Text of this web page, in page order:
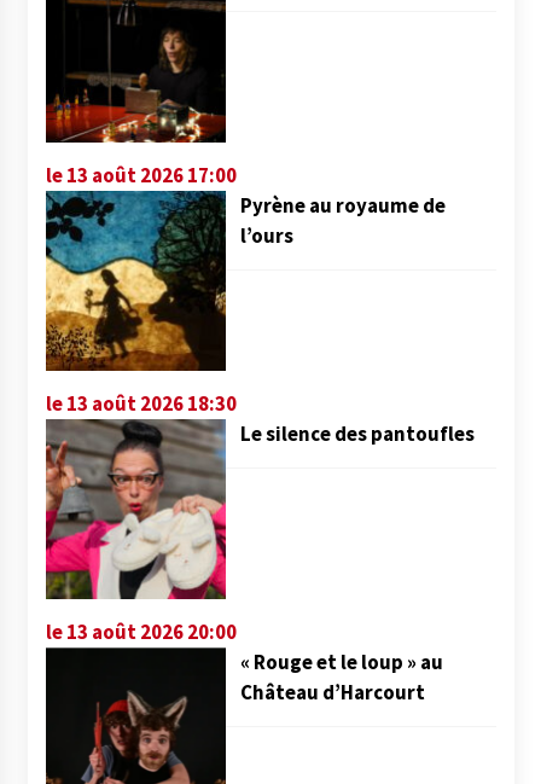
le 13 août 2026 17:00
Pyrène au royaume de
l’ours
le 13 août 2026 18:30
Le silence des pantoufles
le 13 août 2026 20:00
« Rouge et le loup » au
Château d’Harcourt